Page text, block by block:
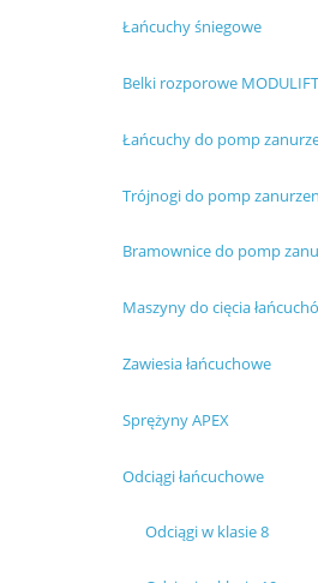
Łańcuchy śniegowe
Belki rozporowe MODULIFT
Łańcuchy do pomp
Trójnogi do pomp
Bramownice do pomp
Maszyny do cięcia
Zawiesia łańcuchowe
Sprężyny APEX
Odciągi łańcuchowe
Odciągi w klasie 8